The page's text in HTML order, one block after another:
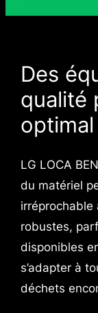
Des
qualité
optimal
LG LOCA
du matériel
irréprochable
robustes,
disponibles
s’adapter à
déchets